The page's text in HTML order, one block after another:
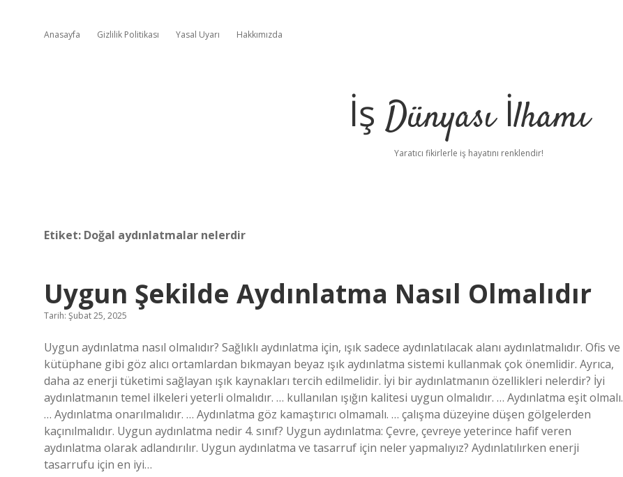
Anasayfa Gizlilik Politikası Yasal Uyarı Hakkımızda
İş Dünyası İlhamı
Yaratıcı fikirlerle iş hayatını renklendir!
Etiket: Doğal aydınlatmalar nelerdir
Uygun Şekilde Aydınlatma Nasıl Olmalıdır
Tarih: Şubat 25, 2025
Uygun aydınlatma nasıl olmalıdır? Sağlıklı aydınlatma için, ışık sadece aydınlatılacak alanı aydınlatmalıdır. Ofis ve
kütüphane gibi göz alıcı ortamlardan bıkmayan beyaz ışık aydınlatma sistemi kullanmak çok önemlidir. Ayrıca,
daha az enerji tüketimi sağlayan ışık kaynakları tercih edilmelidir. İyi bir aydınlatmanın özellikleri nelerdir? İyi
aydınlatmanın temel ilkeleri yeterli olmalıdır. … kullanılan ışığın kalitesi uygun olmalıdır. … Aydınlatma eşit olmalı.
… Aydınlatma onarılmalıdır. … Aydınlatma göz kamaştırıcı olmamalı. … çalışma düzeyine düşen gölgelerden
kaçınılmalıdır. Uygun aydınlatma nedir 4. sınıf? Uygun aydınlatma: Çevre, çevreye yeterince hafif veren
aydınlatma olarak adlandırılır. Uygun aydınlatma ve tasarruf için neler yapmalıyız? Aydınlatılırken enerji
tasarrufu için en iyi…